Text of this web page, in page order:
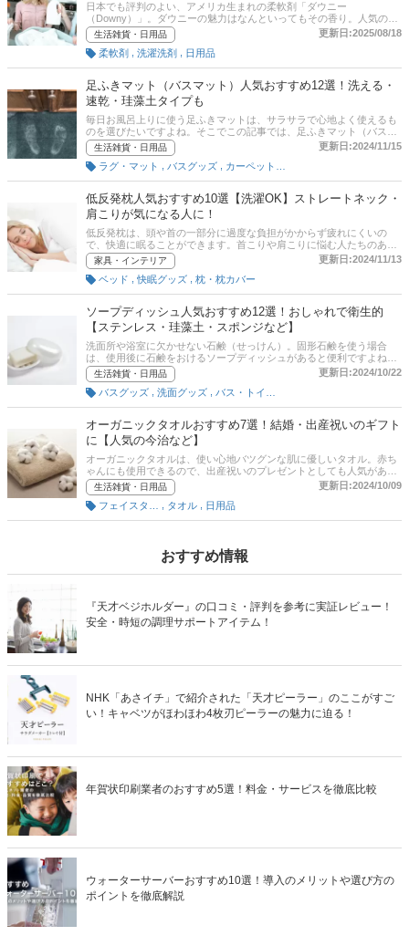
日本でも評判のよい、アメリカ生まれの柔軟剤「ダウニー
（Downy）」。ダウニーの魅力はなんといってもその香り。人気のエ
イプリルフレッシュをはじめ、アメリカ、ベトナム、メキシコといっ
た生産国ごとに異なる香りがあり、種類も豊富なため、選ぶ楽しみも
あります。なかには香りが強くて臭い、苦手と感じる人もいるかもし
れませんが、日本人好みの石鹸の香りが楽しめる商品も販売されてい
ます。この記事では、ダウニーの選び方、液体タイプや人気のダウニ
ービーズ・シートなどのおすすめ商品をご紹介します。記事後半に
は、Amazonなどの通販サイトの最新人気ランキングのリンクもある
ので、売れ筋や口コミを確認してみましょう。
生活雑貨・日用品
更新日:2025/08/18
柔軟剤
洗濯洗剤 日用品
足ふきマット（バスマット）人気おすすめ12選！洗える・
速乾・珪藻土タイプも
毎日お風呂上りに使う足ふきマットは、サラサラで心地よく使えるも
のを選びたいですよね。そこでこの記事では、足ふきマット（バスマ
ット）の選び方とおすすめ商品をご紹介します。吸水性・速乾性の高
い珪藻土や、洗濯機で洗えるマイクロファイバー・アクリル・綿・麻
の足ふきマットなど、おしゃれで衛生的に使える商品を厳選しまし
た。通販サイトの最新人気ランキングのリンクがあるので、売れ筋や
口コミもあわせて最後までチェックしてみてくださいね！
生活雑貨・日用品
更新日:2024/11/15
ラグ・マット
バスグッズ
低反発枕人気おすすめ10選【洗濯OK】ストレートネック・
肩こりが気になる人に！
低反発枕は、頭や首の一部分に過度な負担がかからず疲れにくいの
で、快適に眠ることができます。首こりや肩こりに悩む人たちのあい
だで注目されています。本記事では、低反発枕の基礎知識や選び方、
そしておすすめ商品をご紹介。ニトリや西川、テンピュールなどの人
気メーカーの商品や、寝心地のいいウレタンフォームを使った商品、
ストレートネックが気になる人におすすめの商品など厳選しました。
ぜひ参考にしてくださいね。記事後半には、Amazonなどの通販サイ
トの最新人気ランキングのリンクもあるので、売れ筋や口コミを確認
してみましょう。
家具・インテリア
更新日:2024/11/13
ベッド
快眠グッズ 枕・枕カバー
ソープディッシュ人気おすすめ12選！おしゃれで衛生的
【ステンレス・珪藻土・スポンジなど】
洗面所や浴室に欠かせない石鹸（せっけん）。固形石鹸を使う場合
は、使用後に石鹸をおけるソープディッシュがあると便利ですよね。
この記事では、家事ライターの近藤洋子さんにお話をうかがい、ソー
プディッシュの選び方の説明と商品をピックアップ。形状タイプや素
材など、選ぶときのポイントを詳しく紹介しています。Amazonなど
通販サイトの最新人気ランキングのリンクもあるので、売れ筋や口コ
生活雑貨・日用品
更新日:2024/10/22
バスグッズ
洗面グッズ
オーガニックタオルおすすめ7選！結婚・出産祝いのギフト
に【人気の今治など】
オーガニックタオルは、使い心地バツグンな肌に優しいタオル。赤ち
ゃんにも使用できるので、出産祝いのプレゼントとしても人気があり
ます。ここでは、オーガニックタオルの選び方とおすすめ商品をご紹
介。イケウチオーガニックやテネリータなど、人気ブランドの特徴も
詳しく解説していきます！記事後半には記事の最後には、楽天など通
販サイトの最新人気ランキングも載せていますので、売れ筋や口コミ
生活雑貨・日用品
更新日:2024/10/09
タオル 日用品
おすすめ情報
『天才ベジホルダー』の口コミ・評判を参考に実証レビュー！
安全・時短の調理サポートアイテム！
NHK「あさイチ」で紹介された「天才ピーラー」のここがすご
い！キャベツがほわほわ4枚刃ピーラーの魅力に迫る！
年賀状印刷業者のおすすめ5選！料金・サービスを徹底比較
ウォーターサーバーおすすめ10選！導入のメリットや選び方の
ポイントを徹底解説